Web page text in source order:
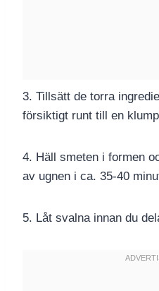
3. Tillsätt de torra
försiktigt runt till en
4. Häll smeten i formen
av ugnen i ca. 35-40
5. Låt svalna innan du